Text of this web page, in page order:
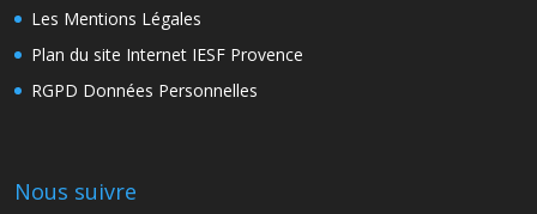
Les Mentions Légales
Plan du site Internet IESF Provence
RGPD Données Personnelles
Nous suivre